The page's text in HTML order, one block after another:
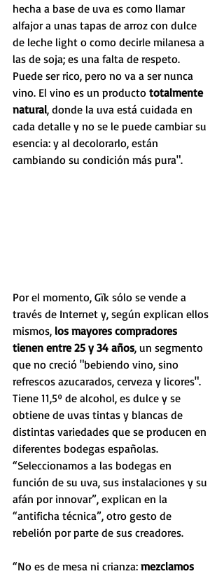
hecha a base de uva es como llamar
alfajor a unas tapas de arroz con dulce
de leche light o como decirle milanesa a
las de soja; es una falta de respeto.
Puede ser rico, pero no va a ser nunca
vino. El vino es un producto totalmente
natural, donde la uva está cuidada en
cada detalle y no se le puede cambiar su
esencia: y al decolorarlo, están
cambiando su condición más pura".
Por el momento, Gïk sólo se vende a
través de Internet y, según explican ellos
mismos, los mayores compradores
tienen entre 25 y 34 años, un segmento
que no creció "bebiendo vino, sino
refrescos azucarados, cerveza y licores".
Tiene 11,5º de alcohol, es dulce y se
obtiene de uvas tintas y blancas de
distintas variedades que se producen en
diferentes bodegas españolas.
“Seleccionamos a las bodegas en
función de su uva, sus instalaciones y su
afán por innovar”, explican en la
“antificha técnica”, otro gesto de
rebelión por parte de sus creadores.
“No es de mesa ni crianza: mezclamos